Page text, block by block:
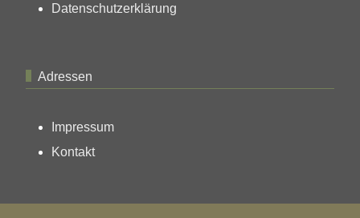
Datenschutzerklärung
Adressen
Impressum
Kontakt